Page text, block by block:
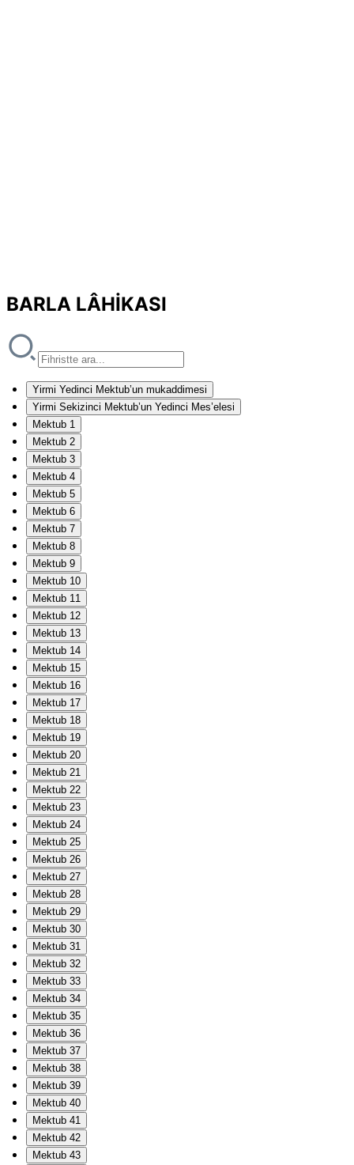
BARLA LÂHİKASI
Yirmi Yedinci Mektub’un mukaddimesi
Yirmi Sekizinci Mektub’un Yedinci Mes’elesi
Mektub 1
Mektub 2
Mektub 3
Mektub 4
Mektub 5
Mektub 6
Mektub 7
Mektub 8
Mektub 9
Mektub 10
Mektub 11
Mektub 12
Mektub 13
Mektub 14
Mektub 15
Mektub 16
Mektub 17
Mektub 18
Mektub 19
Mektub 20
Mektub 21
Mektub 22
Mektub 23
Mektub 24
Mektub 25
Mektub 26
Mektub 27
Mektub 28
Mektub 29
Mektub 30
Mektub 31
Mektub 32
Mektub 33
Mektub 34
Mektub 35
Mektub 36
Mektub 37
Mektub 38
Mektub 39
Mektub 40
Mektub 41
Mektub 42
Mektub 43